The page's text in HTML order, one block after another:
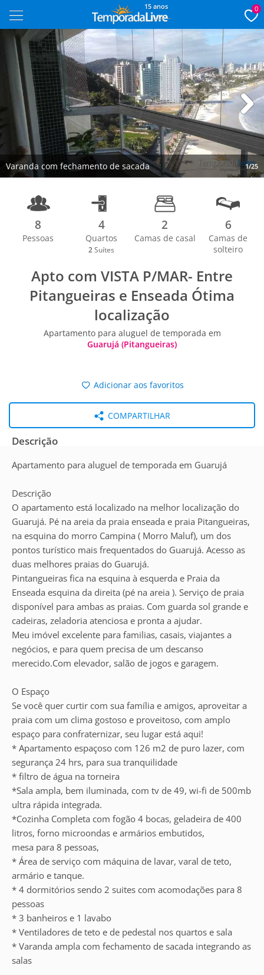
15 anos 0
Varanda com fechamento de sacada 1/25
Next
8
Pessoas
4
Quartos
2 Suítes
2
Camas de casal
6
Camas de
solteiro
Apto com VISTA P/MAR- Entre
Pitangueiras e Enseada Ótima
localização
Apartamento para aluguel de temporada em
Guarujá (Pitangueiras)
Adicionar aos favoritos
COMPARTILHAR
Descrição
Apartamento para aluguel de temporada em Guarujá
Descrição
O apartamento está localizado na melhor localização do
Guarujá. Pé na areia da praia enseada e praia Pitangueiras,
na esquina do morro Campina ( Morro Maluf), um dos
pontos turístico mais frequentados do Guarujá. Acesso as
duas melhores praias do Guarujá.
Pintangueiras fica na esquina à esquerda e Praia da
Enseada esquina da direita (pé na areia ). Serviço de praia
disponível para ambas as praias. Com guarda sol grande e
cadeiras, zeladoria atenciosa e pronta a ajudar.
Meu imóvel excelente para familias, casais, viajantes a
negócios, e para quem precisa de um descanso
merecido.Com elevador, salão de jogos e garagem.
O Espaço
Se você quer curtir com sua família e amigos, aproveitar a
praia com um clima gostoso e proveitoso, com amplo
espaço para confraternizar, seu lugar está aqui!
* Apartamento espaçoso com 126 m2 de puro lazer, com
segurança 24 hrs, para sua tranquilidade
* filtro de água na torneira
*Sala ampla, bem iluminada, com tv de 49, wi-fi de 500mb
ultra rápida integrada.
*Cozinha Completa com fogão 4 bocas, geladeira de 400
litros, forno microondas e armários embutidos,
mesa para 8 pessoas,
* Área de serviço com máquina de lavar, varal de teto,
armário e tanque.
* 4 dormitórios sendo 2 suites com acomodações para 8
pessoas
* 3 banheiros e 1 lavabo
* Ventiladores de teto e de pedestal nos quartos e sala
* Varanda ampla com fechamento de sacada integrando as
salas